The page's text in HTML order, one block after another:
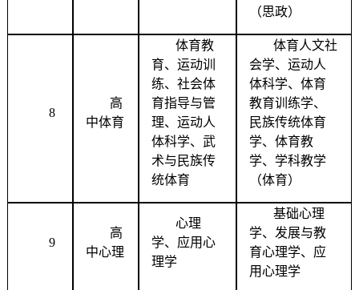
（思政）
8
高
中体育
体育教
育、运动训
练、社会体
育指导与管
理、运动人
体科学、武
术与民族传
统体育
体育人文社
会学、运动人
体科学、体育
教育训练学、
民族传统体育
学、体育教
学、学科教学
（体育）
9
高
中心理
心理
学、应用心
理学
基础心理
学、发展与教
育心理学、应
用心理学